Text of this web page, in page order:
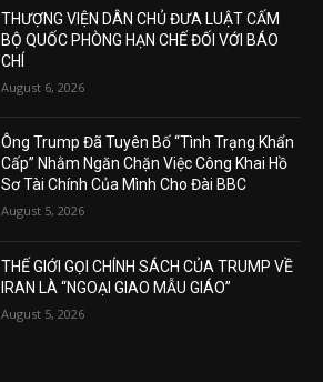
THƯỢNG VIỆN DÂN CHỦ ĐƯA LUẬT CẤM
BỘ QUỐC PHÒNG HẠN CHẾ ĐỐI VỚI BÁO
CHÍ
August 6, 2026
Ông Trump Đã Tuyên Bố “Tình Trạng Khẩn
Cấp” Nhằm Ngăn Chặn Việc Công Khai Hồ
Sơ Tài Chính Của Mình Cho Đài BBC
August 5, 2026
THẾ GIỚI GỌI CHÍNH SÁCH CỦA TRUMP VỀ
IRAN LÀ “NGOẠI GIAO MẪU GIÁO”
August 5, 2026